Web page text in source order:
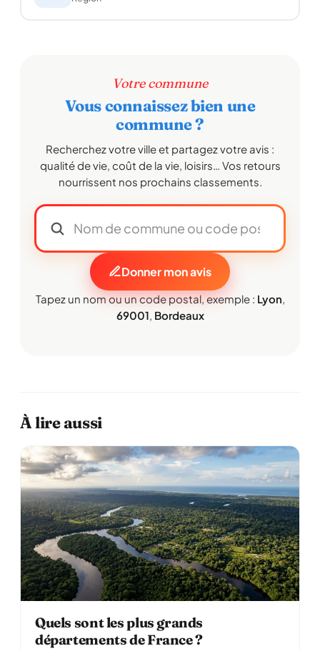
Votre commune
Vous connaissez bien une
commune ?
Recherchez votre ville et partagez votre avis :
qualité de vie, coût de la vie, loisirs… Vos retours
nourrissent nos prochains classements.
Donner mon avis
Tapez un nom ou un code postal, exemple : Lyon
69001 Bordeaux
À lire aussi
Quels sont les plus grands
départements de France ?